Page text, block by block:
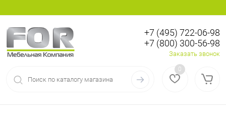
Регистрация
+7 (495) 722-06-98
+7 (800) 300-56-98
Заказать звонок
0